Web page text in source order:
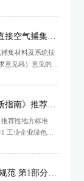
关于征求《分布式二氧化碳直接空气捕集材料及系统技术要求》等2项推荐性地方标准（征求意见稿）意见的通知
集材料及系统技
意见稿）意见的通
求意见稿）.docx
关于征求《工业企业绿色诊断指南》推荐性地方标准（征求意见稿）意见的通知
荐性地方标准
关于征求《 电力物联网技术规范 第1部分：总则》推荐性地方标准（征求意见稿）意见的通知